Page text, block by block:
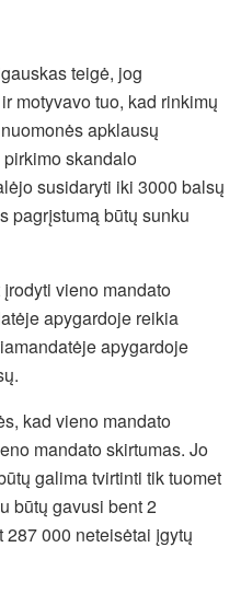
teigė, jog
motyvavo tuo, kad rinkimų
apklausų
skandalo
susidaryti iki 3000 balsų
pagrįstumą būtų sunku
vieno mandato
apygardoje reikia
apygardoje
kad vieno mandato
mandato skirtumas. Jo
galima tvirtinti tik tuomet
būtų gavusi bent 2
287 000 neteisėtai įgytų